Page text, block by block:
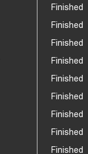
Finished
Finished
Finished
Finished
Finished
Finished
Finished
Finished
Finished